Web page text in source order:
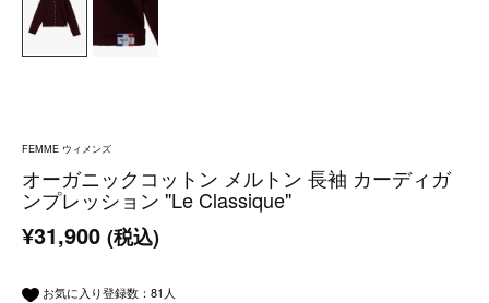
FEMME ウィメンズ
オーガニックコットン メルトン 長袖 カーディガ
ンプレッション "Le Classique"
¥31,900 (税込)
お気に入り登録数： 81 人